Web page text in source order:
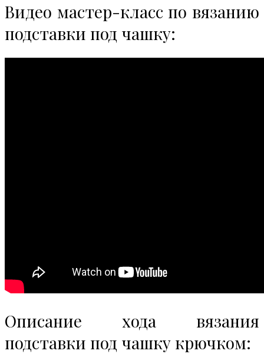
Видео мастер-класс по вязанию
подставки под чашку:
Описание хода вязания
подставки под чашку крючком: